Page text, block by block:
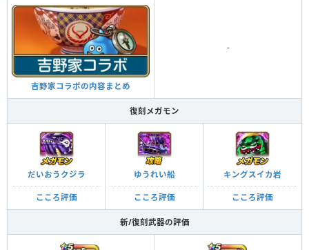
吉野家コラボの内容まとめ
-
復刻メガモン
だいおうクジラ
こころ評価
ゆうれい船
こころ評価
キングスイカ岩
こころ評価
新/復刻武器の評価